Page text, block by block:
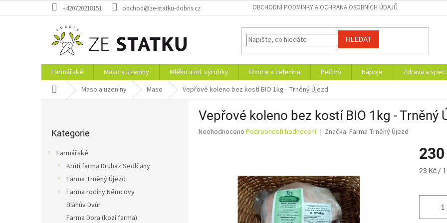
na
+420720218151 obchod@ze-statku-dobris.cz OBCHODNÍ PODMÍNKY A OCHRANA OSOBNÍCH ÚDAJŮ
HLEDAT
Farmářské Maso a uzeniny Mléko a ml. výrobky Ovoce a zelenina Pečivo Nápoje Zdravá a
Domů Maso a uzeniny Maso Vepřové koleno bez kostí BIO 1kg - Trněný Újezd
kategorie
Kategorie
Farmářské
Krůtí farma Druhaz Sedlčany
Farma Trněný Újezd
Farma rodiny Němcovy
Bláhův Dvůr
Farma Dora (kozí farma)
Vepřové koleno bez kostí BIO 1kg - Trněný
Průměrné
Neohodnoceno Podrobnosti hodnocení Značka: Farma Trněný Újezd
Měrná
23 Kč /